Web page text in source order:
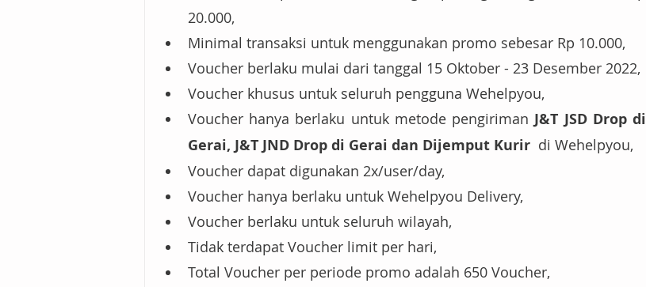
20.000,
Minimal transaksi untuk menggunakan promo sebesar Rp 10.000,
Voucher berlaku mulai dari tanggal 15 Oktober - 23 Desember 2022,
Voucher khusus untuk seluruh pengguna Wehelpyou,
Voucher hanya berlaku untuk metode pengiriman J&T JSD Drop di
Gerai, J&T JND Drop di Gerai dan Dijemput Kurir
  di Wehelpyou,
Voucher dapat digunakan 2x/user/day,
Voucher hanya berlaku untuk Wehelpyou Delivery,
Voucher berlaku untuk seluruh wilayah,
Tidak terdapat Voucher limit per hari,
Total Voucher per periode promo adalah 650 Voucher,